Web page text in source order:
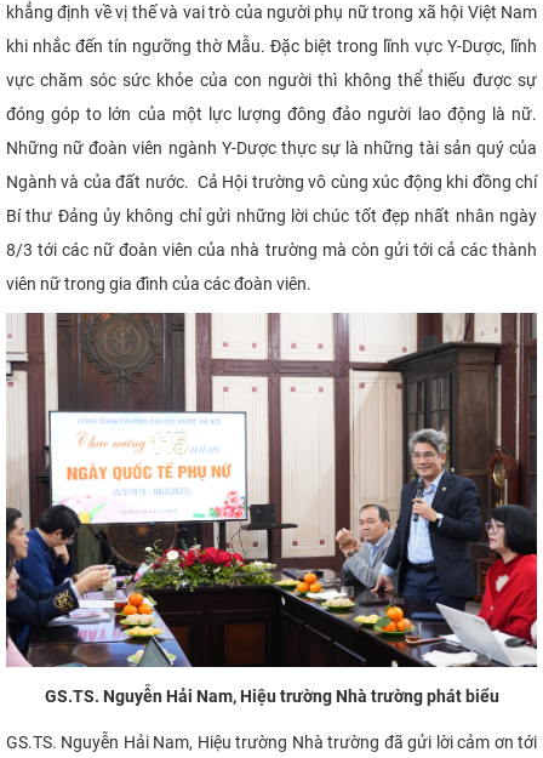
khẳng định về vị thế và vai trò của người phụ nữ trong xã hội Việt Nam
khi nhắc đến tín ngưỡng thờ Mẫu. Đặc biệt trong lĩnh vực Y-Dược, lĩnh
vực chăm sóc sức khỏe của con người thì không thể thiếu được sự
đóng góp to lớn của một lực lượng đông đảo người lao động là nữ.
Những nữ đoàn viên ngành Y-Dược thực sự là những tài sản quý của
Ngành và của đất nước. Cả Hội trường vô cùng xúc động khi đồng chí
Bí thư Đảng ủy không chỉ gửi những lời chúc tốt đẹp nhất nhân ngày
8/3 tới các nữ đoàn viên của nhà trường mà còn gửi tới cả các thành
viên nữ trong gia đình của các đoàn viên.
GS.TS. Nguyễn Hải Nam, Hiệu trường Nhà trường phát biểu
GS.TS. Nguyễn Hải Nam, Hiệu trường Nhà trường đã gửi lời cảm ơn tới